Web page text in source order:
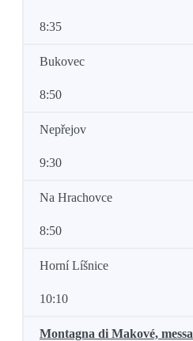
8:35
Bukovec
8:50
Nepřejov
9:30
Na Hrachovce
8:50
Horní Líšnice
10:10
Montagna di Makové, messa